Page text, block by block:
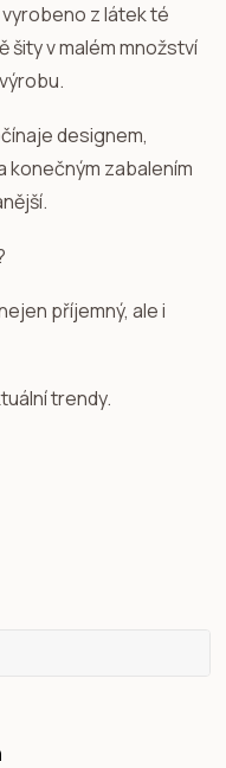
z látek té
šity v malém množství
designem,
konečným zabalením
příjemný, ale i
trendy.